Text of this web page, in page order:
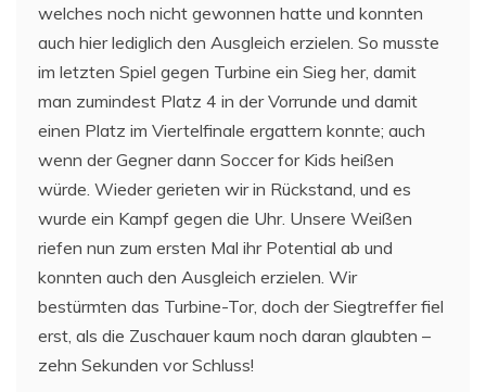
welches noch nicht gewonnen hatte und konnten
auch hier lediglich den Ausgleich erzielen. So musste
im letzten Spiel gegen Turbine ein Sieg her, damit
man zumindest Platz 4 in der Vorrunde und damit
einen Platz im Viertelfinale ergattern konnte; auch
wenn der Gegner dann Soccer for Kids heißen
würde. Wieder gerieten wir in Rückstand, und es
wurde ein Kampf gegen die Uhr. Unsere Weißen
riefen nun zum ersten Mal ihr Potential ab und
konnten auch den Ausgleich erzielen. Wir
bestürmten das Turbine-Tor, doch der Siegtreffer fiel
erst, als die Zuschauer kaum noch daran glaubten –
zehn Sekunden vor Schluss!